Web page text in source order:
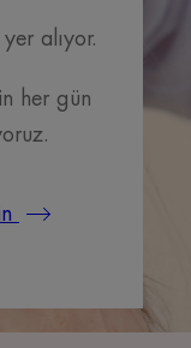
alıyor.
her gün